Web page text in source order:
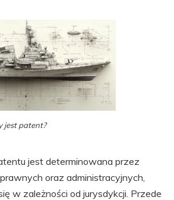
jest patent?
jest determinowana przez
oraz administracyjnych,
w zależności od jurysdykcji. Przede